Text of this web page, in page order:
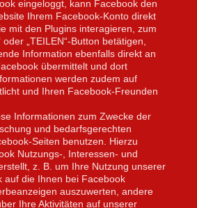
eingeloggt, kann Facebook den
Ihrem Facebook-Konto direkt
mit den Plugins interagieren, zum
oder „TEILEN“-Button betätigen,
Information ebenfalls direkt an
übermittelt und dort
werden zudem auf
und Ihren Facebook-Freunden
Informationen zum Zwecke der
und bedarfsgerechten
Seiten benutzen. Hierzu
Nutzungs-, Interessen- und
z. B. um Ihre Nutzung unserer
auf die Ihnen bei Facebook
auszuwerten, andere
Ihre Aktivitäten auf unserer